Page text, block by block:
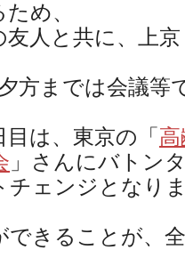
め、
友人と共に、上
方までは会議等
は、東京の「
」さんにバトン
チェンジとなり
できることが、